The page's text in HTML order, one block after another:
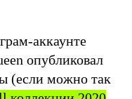
аккаунте
опубликовал
(если можно так